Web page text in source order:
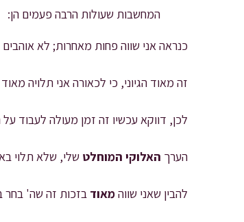
המחשבות שעולות הרבה פעמים הן:
כנראה אני שווה פחות מאחרות; לא
זה מאוד הגיוני, כי לכאורה אני תלויה
לכן, דווקא עכשיו זה זמן מעולה לעבוד
הערך האלוקי המוחלט שלי, שלא תלוי
להבין שאני שווהמאוד בזכות זה שה' בחר